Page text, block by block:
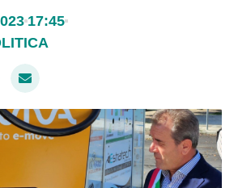
17:45